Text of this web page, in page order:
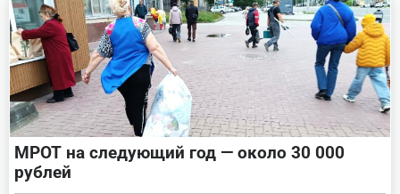
МРОТ на следующий год — около 30 000
рублей